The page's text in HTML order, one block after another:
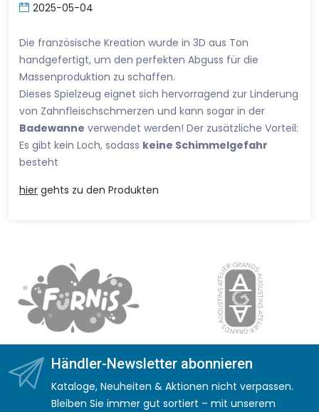
2025-05-04
Die französische Kreation wurde in 3D aus Ton
handgefertigt, um den perfekten Abguss für die
Massenproduktion zu schaffen.
Dieses Spielzeug eignet sich hervorragend zur Linderung
von Zahnfleischschmerzen und kann sogar in der
Badewanne verwendet werden! Der zusätzliche Vorteil:
Es gibt kein Loch, sodass keine Schimmelgefahr
besteht
hier gehts zu den Produkten
Händler-Newsletter abonnieren
Kataloge, Neuheiten & Aktionen nicht verpassen.
Bleiben Sie immer gut sortiert – mit unserem